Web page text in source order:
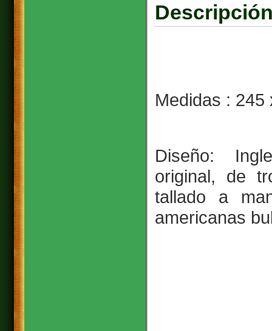
Medidas : 245
Diseño:
original, de
tallado a
americanas